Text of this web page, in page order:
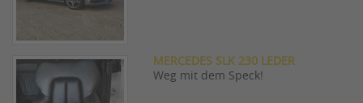
MERCEDES SLK 230 LEDER
Weg mit dem Speck!